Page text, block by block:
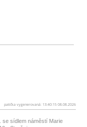
patička vygenerovaná: 13:40:15 08.08.2026
se sídlem náměstí Marie